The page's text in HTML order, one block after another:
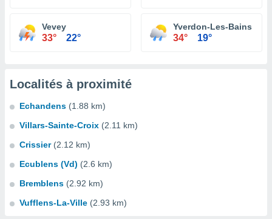
Vevey
33° 22°
Yverdon-Les-Bains
34° 19°
Localités à proximité
Echandens (1.88 km)
Villars-Sainte-Croix (2.11 km)
Crissier (2.12 km)
Ecublens (Vd) (2.6 km)
Bremblens (2.92 km)
Vufflens-La-Ville (2.93 km)